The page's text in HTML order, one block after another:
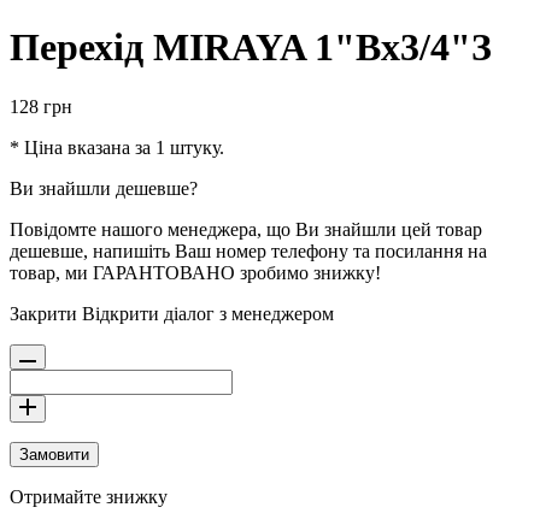
Перехід MIRAYA 1"Вx3/4"З
128 грн
* Ціна вказана за 1 штуку.
Ви знайшли дешевше?
Повідомте нашого менеджера, що Ви знайшли цей товар
дешевше, напишіть Ваш номер телефону та посилання на
товар, ми ГАРАНТОВАНО зробимо знижку!
Закрити Відкрити діалог з менеджером
Замовити
Отримайте знижку